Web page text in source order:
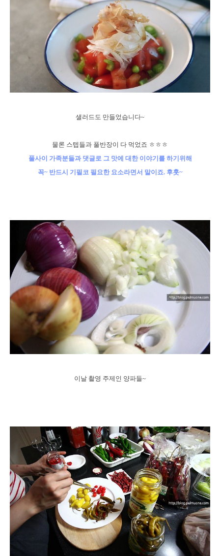
샐러드도 만들었습니다~
물론 스텝들과 풀반장이 다 먹었죠 ㅎㅎㅎ
풀사이 가족분들과 댓글로 그 맛에 대한 이야기를 하기위해
꼭~ 반드시 기필코 필요한 요소라면서 말이죠. 후훗~
이날 촬영 주제인 양파들~